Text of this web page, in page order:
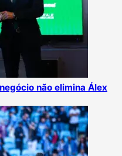
não elimina Álex